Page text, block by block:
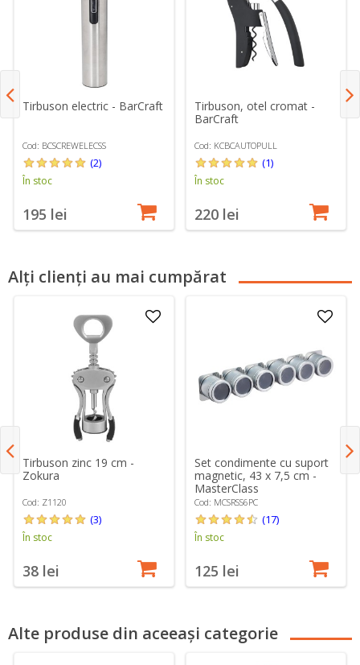
Tirbuson electric - BarCraft
Cod: BCSCREWELECSS
(2)
În stoc
195 lei
Tirbuson, otel cromat -
BarCraft
Cod: KCBCAUTOPULL
(1)
În stoc
220 lei
Alți clienți au mai cumpărat
Tirbuson zinc 19 cm -
Zokura
Cod: Z1120
(3)
În stoc
38 lei
Set condimente cu suport
magnetic, 43 x 7,5 cm -
MasterClass
Cod: MCSRSS6PC
(17)
În stoc
125 lei
Alte produse din aceeași categorie